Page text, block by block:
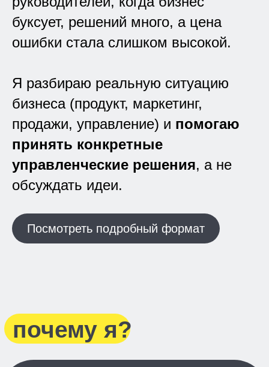
буксует, решений много, а цена
ошибки стала слишком высокой.
Я разбираю реальную ситуацию
бизнеса (продукт, маркетинг,
продажи, управление) и помогаю
принять конкретные
управленческие решения, а не
обсуждать идеи.
Посмотреть подробный формат
И помогаю собственникам:
Остановить хаос
Взять ответственность за
решение
Подробнее обо мне
Подписаться на канал